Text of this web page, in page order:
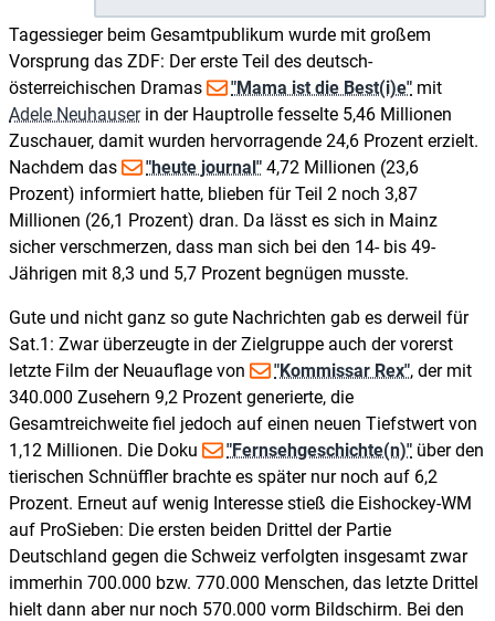
Tagessieger beim Gesamtpublikum wurde mit großem
Vorsprung das ZDF: Der erste Teil des deutsch-
österreichischen Dramas
"Mama ist die Best(i)e" mit
Adele Neuhauserin der Hauptrolle fesselte 5,46 Millionen
Zuschauer, damit wurden hervorragende 24,6 Prozent erzielt.
Nachdem das
"heute journal" 4,72 Millionen (23,6
Prozent) informiert hatte, blieben für Teil 2 noch 3,87
Millionen (26,1 Prozent) dran. Da lässt es sich in Mainz
sicher verschmerzen, dass man sich bei den 14- bis 49-
Jährigen mit 8,3 und 5,7 Prozent begnügen musste.
Gute und nicht ganz so gute Nachrichten gab es derweil für
Sat.1: Zwar überzeugte in der Zielgruppe auch der vorerst
letzte Film der Neuauflage von
"Kommissar Rex", der mit
340.000 Zusehern 9,2 Prozent generierte, die
Gesamtreichweite fiel jedoch auf einen neuen Tiefstwert von
1,12 Millionen. Die Doku
"Fernsehgeschichte(n)" über den
tierischen Schnüffler brachte es später nur noch auf 6,2
Prozent. Erneut auf wenig Interesse stieß die Eishockey-WM
auf ProSieben: Die ersten beiden Drittel der Partie
Deutschland gegen die Schweiz verfolgten insgesamt zwar
immerhin 700.000 bzw. 770.000 Menschen, das letzte Drittel
hielt dann aber nur noch 570.000 vorm Bildschirm. Bei den